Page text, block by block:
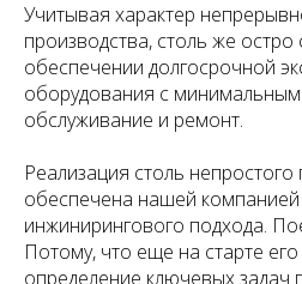
Учитывая характер
производства, столь же
обеспечении долгосрочной
оборудования с
обслуживание и ремонт.
Реализация столь
обеспечена нашей
инжинирингового подхода.
Потому, что еще на старте
определение ключевых задач